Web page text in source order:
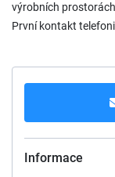
výrobních
První kontakt
Informace